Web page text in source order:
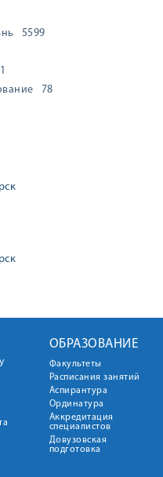
5599
78
ОБРАЗОВАНИЕ
Факультеты
Расписания занятий
Аспирантура
Ординатура
Аккредитация
специалистов
Довузовская
подготовка